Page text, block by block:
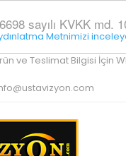
6698 sayılı KVKK md.
Metnimizi
ve Teslimat Bilgisi İçin